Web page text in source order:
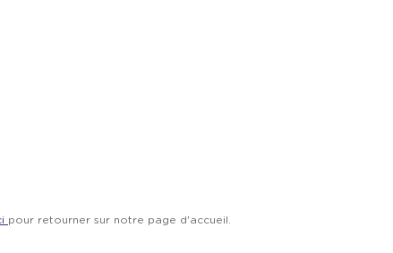
pour retourner sur notre page d'accueil.